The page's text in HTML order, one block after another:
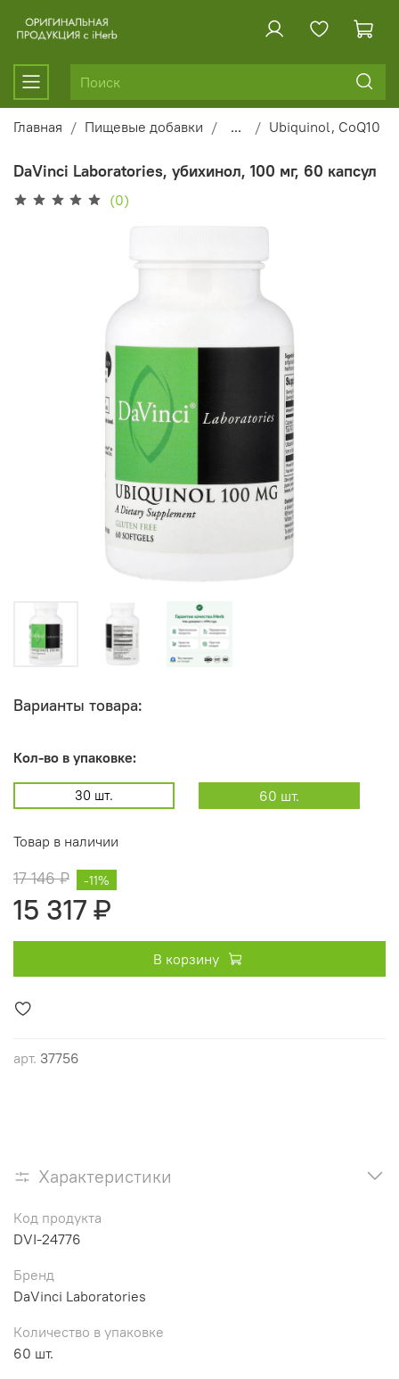
Главная Пищевые добавки ... Ubiquinol, CoQ10
DaVinci Laboratories, убихинол, 100 мг, 60 капсул
(0)
арт. 37756
Варианты товара:
Кол-во в упаковке:
30 шт. 60 шт.
Товар в наличии
17 146 ₽
15 317 ₽
-11%
В корзину
Характеристики
Код продукта
DVI-24776
Бренд
DaVinci Laboratories
Количество в упаковке
60 шт.